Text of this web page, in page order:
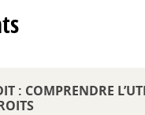
: COMPRENDRE